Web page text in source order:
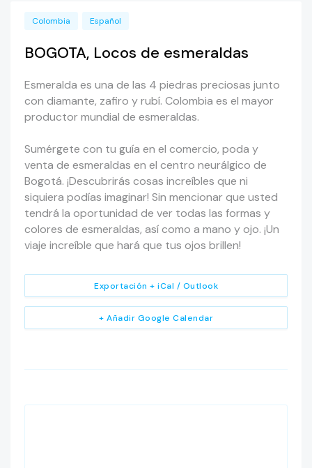
Colombia Español
BOGOTA, Locos de esmeraldas
Esmeralda es una de las 4 piedras preciosas junto
con diamante, zafiro y rubí. Colombia es el mayor
productor mundial de esmeraldas.
Sumérgete con tu guía en el comercio, poda y
venta de esmeraldas en el centro neurálgico de
Bogotá. ¡Descubrirás cosas increíbles que ni
siquiera podías imaginar! Sin mencionar que usted
tendrá la oportunidad de ver todas las formas y
colores de esmeraldas, así como a mano y ojo. ¡Un
viaje increíble que hará que tus ojos brillen!
+ Añadir Google Calendar
Exportación + iCal / Outlook